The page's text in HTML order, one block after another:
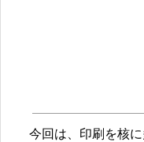
今回は、印刷を核に